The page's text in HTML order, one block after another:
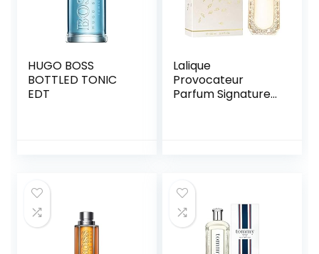
HUGO BOSS
BOTTLED TONIC
EDT
Lalique
Provocateur
Parfum Signature